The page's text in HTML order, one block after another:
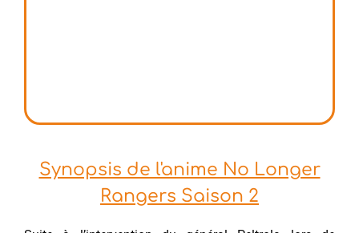
Synopsis de l'anime No Longer
Rangers Saison 2